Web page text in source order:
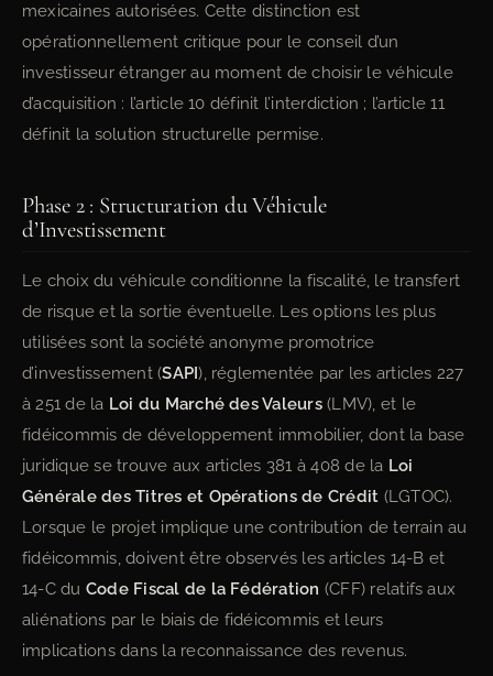
mexicaines autorisées. Cette distinction est
opérationnellement critique pour le conseil d’un
investisseur étranger au moment de choisir le véhicule
d’acquisition : l’article 10 définit l’interdiction ; l’article 11
définit la solution structurelle permise.
Phase 2 : Structuration du Véhicule
d’Investissement
Le choix du véhicule conditionne la fiscalité, le transfert
de risque et la sortie éventuelle. Les options les plus
utilisées sont la société anonyme promotrice
d’investissement (SAPI), réglementée par les articles 227
à 251 de la Loi du Marché des Valeurs(LMV), et le
fidéicommis de développement immobilier, dont la base
juridique se trouve aux articles 381 à 408 de la Loi
Générale des Titres et Opérations de Crédit (LGTOC).
Lorsque le projet implique une contribution de terrain au
fidéicommis, doivent être observés les articles 14-B et
14-C du Code Fiscal de la Fédération (CFF) relatifs aux
aliénations par le biais de fidéicommis et leurs
implications dans la reconnaissance des revenus.